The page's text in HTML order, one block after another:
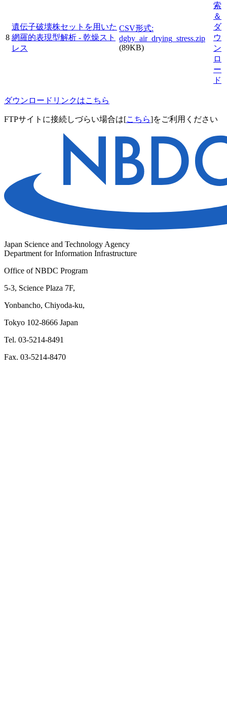
8
遺伝子破壊株セットを用いた
網羅的表現型解析 - 乾燥スト
レス
CSV形式:
dgby_air_drying_stress.zip
(89KB)
索
＆
ダ
ウ
ン
ロ
ー
ド
ダウンロードリンクはこちら
FTPサイトに接続しづらい場合は[こちら]をご利用ください
Japan Science and Technology Agency
Department for Information Infrastructure
Office of NBDC Program
5-3, Science Plaza 7F,
Yonbancho, Chiyoda-ku,
Tokyo 102-8666 Japan
Tel. 03-5214-8491
Fax. 03-5214-8470